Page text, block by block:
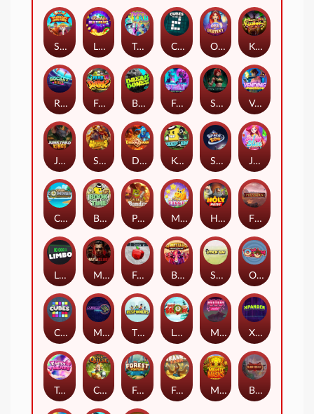
Strength Of Hercules
Shadow Treasure
Lucky Multifruit
Keep 'em Space Zoo
Junkyard Kings
Holy Heist
OmNom
Cubes 2
The Respinners
Klowns
Vending Machine
Mystery Motel
Orb of Destiny
Pickle Bandits Magic Piggy
Mafia Clash
Let It Snow
Fear the Dark
Cash Compass
Miami Multiplier
Break Bones
Forest Fortune
Buffalo Stack'n'Sync
Shaolin Master
Book of Time
Jelly Slice
Stick'em
Feel The Beat
Rocket Reels
Twisted Lab
Dragon’s Domain
Xpander
Mighty Masks
Tasty Treats Cash Quest
Limbo
Frank's Farm
Frutz
Cubes
Fireborn
Blademaster